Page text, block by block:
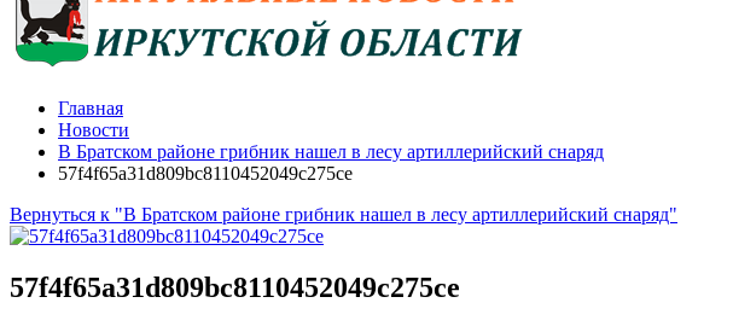
Главная
Новости
В Братском районе грибник нашел в лесу артиллерийский снаряд
57f4f65a31d809bc8110452049c275ce
Вернуться к "В Братском районе грибник нашел в лесу артиллерийский снаряд"
57f4f65a31d809bc8110452049c275ce